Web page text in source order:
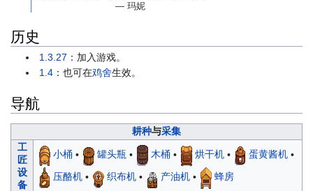
— 玛妮
历史
1.3.27 ：加入游戏。
1.4 ：也可在鸡舍生效。
导航
耕种与采集
工
匠
设
备
小桶 • 罐头瓶• 木桶 • 烘干机• 蛋黄酱机•
压酪机• 织布机• 产油机• 蜂房